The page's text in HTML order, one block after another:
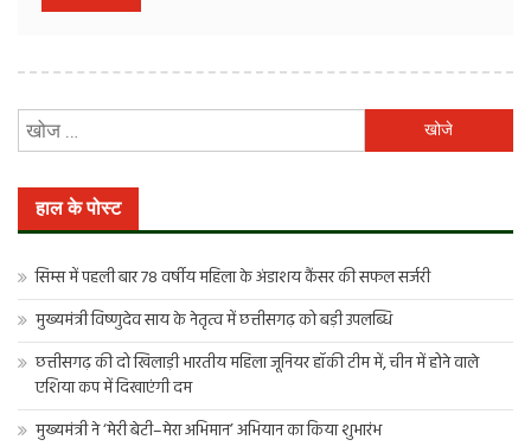
को
हाल के पोस्ट
सिम्स में पहली बार 78 वर्षीय महिला के अंडाशय कैंसर की सफल सर्जरी
मुख्यमंत्री विष्णुदेव साय के नेतृत्व में छत्तीसगढ़ को बड़ी उपलब्धि
छत्तीसगढ़ की दो खिलाड़ी भारतीय महिला जूनियर हॉकी टीम में, चीन में होने वाले
एशिया कप में दिखाएंगी दम
मुख्यमंत्री ने ‘मेरी बेटी–मेरा अभिमान’ अभियान का किया शुभारंभ